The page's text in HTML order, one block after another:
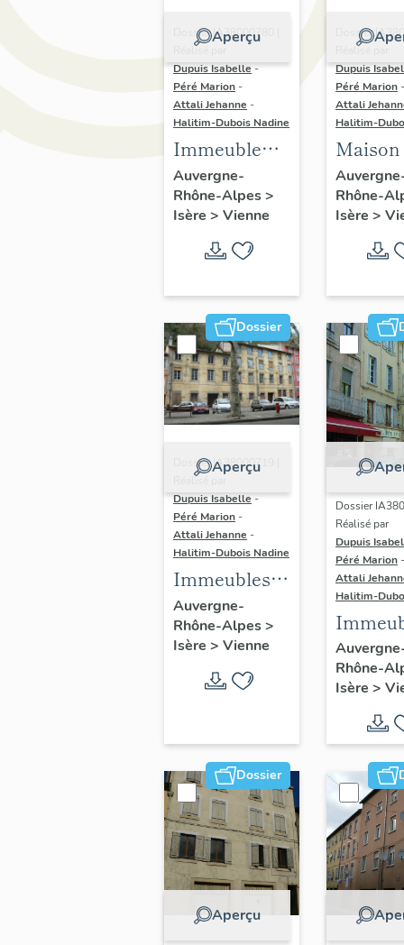
Aperçu
Dossier IA38000780 |
Réalisé par
Dupuis Isabelle-
Péré Marion -
Attali Jehanne -
Halitim-Dubois Nadine
Immeuble
d'habitation,
et pharmacie
en rez-de-
chaussée
Auvergne-
Rhône-Alpes>
Isère > Vienne
Dossier
Réalisé par
Dupuis
Péré Marion -
Attali
Halitim-
Maison
Rhône-
Isère >
Dossier
Aperçu
Dossier IA38000719 |
Réalisé par
Dupuis Isabelle-
Péré Marion -
Attali Jehanne -
Halitim-Dubois Nadine
Immeubles
d'habitation
Auvergne-
Rhône-Alpes>
Isère > Vienne
Dossier
Réalisé par
Dupuis
Péré Marion -
Attali
Halitim-
et
en rez-
Rhône-
Isère >
Dossier
Aperçu